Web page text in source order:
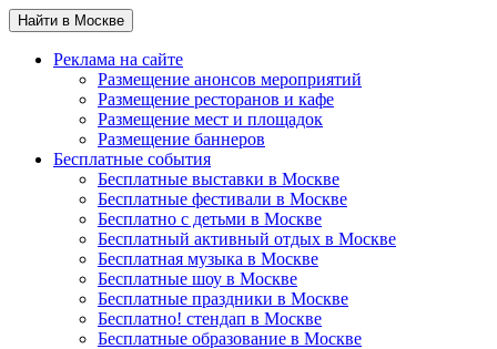
Найти в Москве
Реклама на сайте
Размещение анонсов мероприятий
Размещение ресторанов и кафе
Размещение мест и площадок
Размещение баннеров
Бесплатные события
Бесплатные выставки в Москве
Бесплатные фестивали в Москве
Бесплатно с детьми в Москве
Бесплатный активный отдых в Москве
Бесплатная музыка в Москве
Бесплатные шоу в Москве
Бесплатные праздники в Москве
Бесплатно! стендап в Москве
Бесплатные образование в Москве